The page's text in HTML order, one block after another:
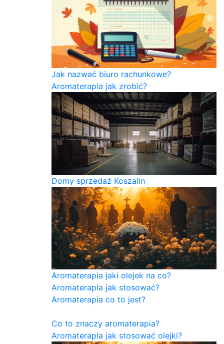
Jak nazwać biuro rachunkowe?
Aromaterapia jak zrobić?
Domy sprzedaż Koszalin
Aromaterapia jaki olejek na co?
Aromaterapia jak stosować?
Aromaterapia co to jest?
Co to znaczy aromaterapia?
Aromaterapia jak stosować olejki?